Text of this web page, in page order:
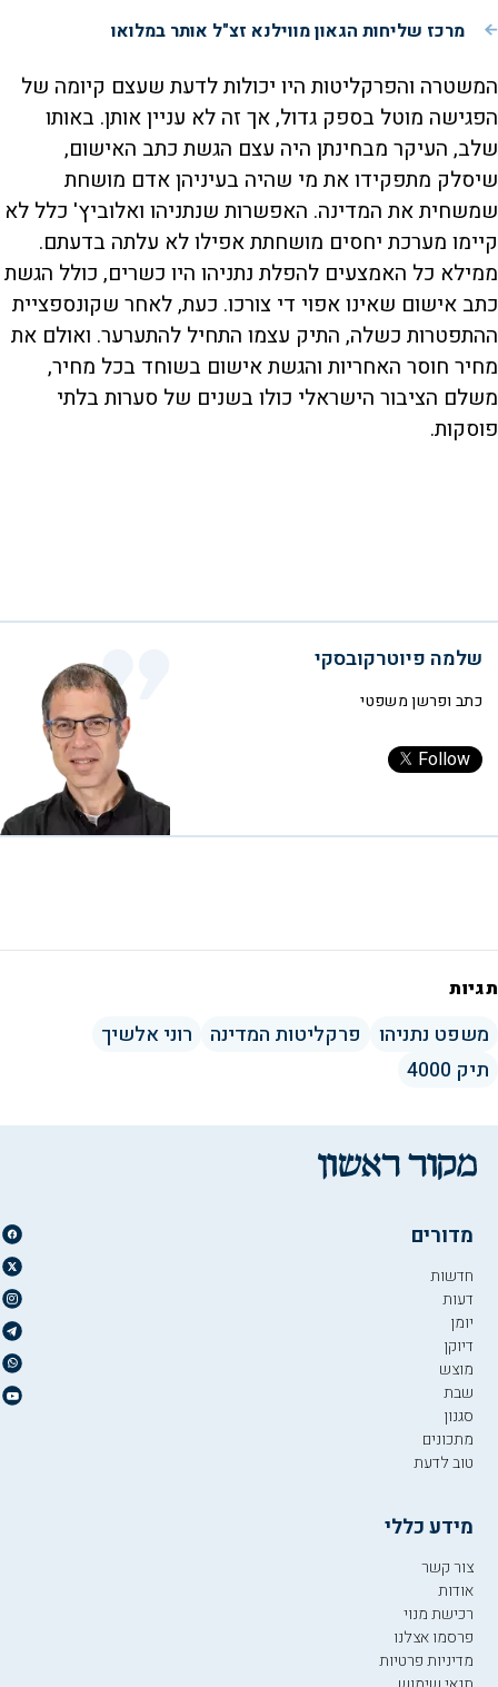
מרכז שליחות הגאון מווילנא זצ"ל אותר במלואו
המשטרה והפרקליטות היו יכולות לדעת שעצם קיומה של
הפגישה מוטל בספק גדול, אך זה לא עניין אותן. באותו
שלב, העיקר מבחינתן היה עצם הגשת כתב האישום,
שיסלק מתפקידו את מי שהיה בעיניהן אדם מושחת
שמשחית את המדינה. האפשרות שנתניהו ואלוביץ' כלל לא
קיימו מערכת יחסים מושחתת אפילו לא עלתה בדעתם.
ממילא כל האמצעים להפלת נתניהו היו כשרים, כולל הגשת
כתב אישום שאינו אפוי די צורכו. כעת, לאחר שקונספציית
ההתפטרות כשלה, התיק עצמו התחיל להתערער. ואולם את
מחיר חוסר האחריות והגשת אישום בשוחד בכל מחיר,
משלם הציבור הישראלי כולו בשנים של סערות בלתי
פוסקות.
שלמה פיוטרקובסקי
כתב ופרשן משפטי
Follow
תגיות
משפט נתניהו פרקליטות המדינה
רוני אלשיך
תיק 4000
מדורים
חדשות
דעות
יומן
דיוקן
מוצש
שבת
סגנון
מתכונים
טוב לדעת
מידע כללי
צור קשר
אודות
רכישת מנוי
פרסמו אצלנו
מדיניות פרטיות